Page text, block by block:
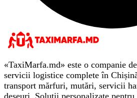
«TaxiMarfa.md» este o companie
servicii logistice complete în
transport mărfuri, mutări, servicii
deșeuri. Soluții personalizate